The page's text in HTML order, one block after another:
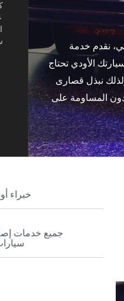
نقدم خدمة
الأودي تحتاج
نبذل قصارى
المساومة على
خبراء
جميع خدمات